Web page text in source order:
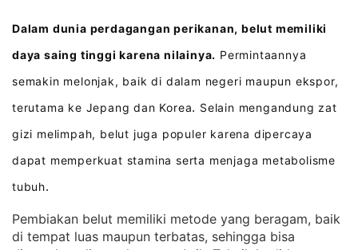
Dalam dunia perdagangan perikanan, belut memiliki
daya saing tinggi karena nilainya. Permintaannya
semakin melonjak, baik di dalam negeri maupun ekspor,
terutama ke Jepang dan Korea. Selain mengandung zat
gizi melimpah, belut juga populer karena dipercaya
dapat memperkuat stamina serta menjaga metabolisme
tubuh.
Pembiakan belut memiliki metode yang beragam, baik
di tempat luas maupun terbatas, sehingga bisa